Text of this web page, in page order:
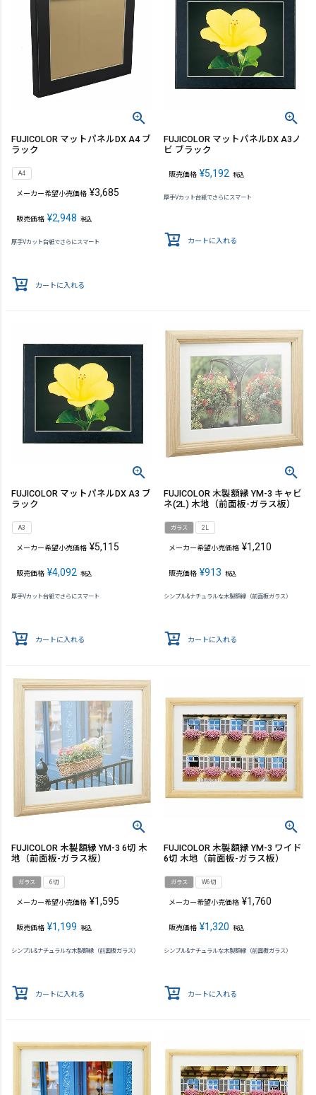
FUJICOLOR マットパネルDX A4 ブ
ラック
A4
メーカー希望小売価格 ¥3,685
販売価格 ¥2,948 税込
厚手Vカット台紙でさらにスマート
カートに入れる
FUJICOLOR マットパネルDX A3ノ
ビ ブラック
販売価格 ¥5,192 税込
厚手Vカット台紙でさらにスマート
カートに入れる
FUJICOLOR マットパネルDX A3 ブ
ラック
A3
メーカー希望小売価格 ¥5,115
販売価格 ¥4,092 税込
厚手Vカット台紙でさらにスマート
カートに入れる
FUJICOLOR 木製額縁 YM-3 キャビ
ネ(2L) 木地（前面板-ガラス板）
ガラス 2L
メーカー希望小売価格 ¥1,210
販売価格 ¥913 税込
シンプル&ナチュラルな木製額縁（前面板ガラス）
カートに入れる
FUJICOLOR 木製額縁 YM-3 6切 木
地（前面板-ガラス板）
ガラス 6切
メーカー希望小売価格 ¥1,595
販売価格 ¥1,199 税込
シンプル&ナチュラルな木製額縁（前面板ガラス）
カートに入れる
FUJICOLOR 木製額縁 YM-3 ワイド
6切 木地（前面板-ガラス板）
ガラス W6切
メーカー希望小売価格 ¥1,760
販売価格 ¥1,320 税込
シンプル&ナチュラルな木製額縁（前面板ガラス）
カートに入れる